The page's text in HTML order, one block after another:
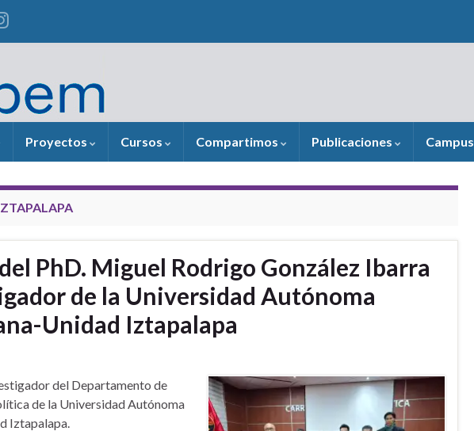
Proyectos Cursos Compartimos Publicaciones Campus
PhD. Miguel Rodrigo González Ibarra
de la Universidad Autónoma
Unidad Iztapalapa
del Departamento de
de la Universidad Autónoma
Iztapalapa.